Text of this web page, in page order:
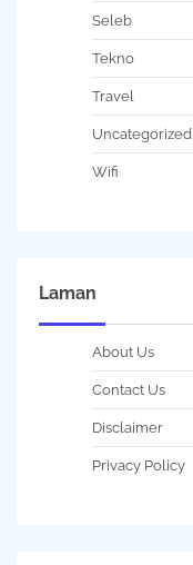
Seleb
Tekno
Travel
Uncategorized
Wifi
Laman
About Us
Contact Us
Disclaimer
Privacy Policy